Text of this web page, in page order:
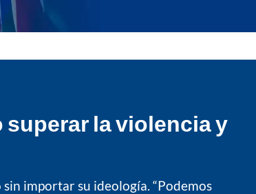
superar la violencia y
importar su ideología. “Podemos